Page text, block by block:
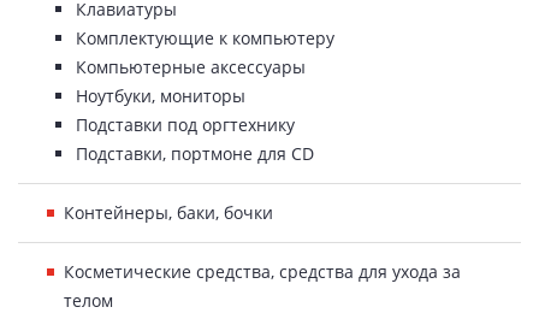
Клавиатуры
Комплектующие к компьютеру
Компьютерные аксессуары
Ноутбуки, мониторы
Подставки под оргтехнику
Подставки, портмоне для CD
Контейнеры, баки, бочки
Косметические средства, средства для ухода за
телом